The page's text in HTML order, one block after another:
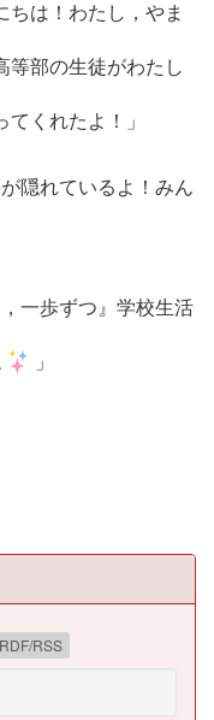
ちは！わたし，やま
等部の生徒がわたし
てくれたよ！」
隠れているよ！みん
一歩ずつ』学校生活
」
RDF/RSS